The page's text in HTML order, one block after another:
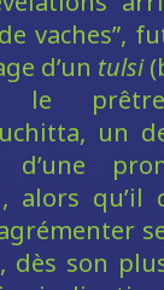
vaches”,
d’un tulsi
le
un
d’une
alors qu’il
dès son